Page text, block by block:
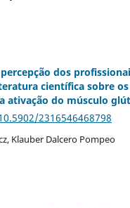
dos
científica sobre
ativação do músculo
2316546468798
Klauber Dalcero Pompeo